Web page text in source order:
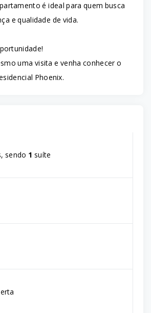
é ideal para quem busca
e qualidade de vida.
uma visita e venha conhecer o
Phoenix.
sendo 1 suíte